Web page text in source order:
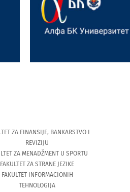
Profesorka Marijana
Joksimović na
obeležavanju velikog
ZA FINANSIJE, BANKARSTVO I
REVIZIJU
ZA MENADŽMENT U SPORTU
FAKULTET ZA STRANE JEZIKE
FAKULTET INFORMACIONIH
TEHNOLOGIJA